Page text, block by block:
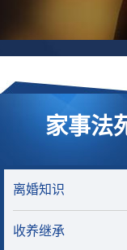
家事法
离婚知识
收养继承